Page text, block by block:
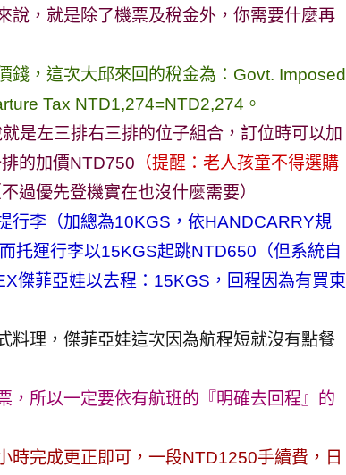
說，就是除了機票及稅金外，你需要什麼再
錢，這次大邱來回的稅金為：Govt. Imposed
Tax NTD1,274=NTD2,274。
是左三排右三排的位子組合，訂位時可以加
的加價NTD750 （提醒：老人孩童不得選購
過優先登機實在也沒什麼需要）
行李（加總為10KGS，依HANDCARRY規
托運行李以15KGS起跳NTD650（但系統自
傑菲亞娃以去程：15KGS，回程因為有買東
料理，傑菲亞娃這次因為航程短就沒有點餐
，所以一定要依有航班的『明確去回程』的
時完成更正即可，一段NTD1250手續費，日